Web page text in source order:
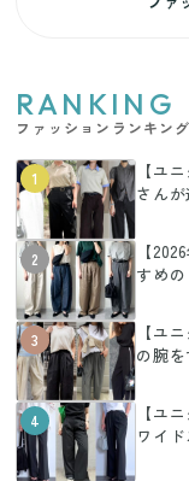
RANKING
ファッションランキング
1
【ユ
さん
2
【
すめ
3
【ユ
の腕
4
【ユ
ワイ